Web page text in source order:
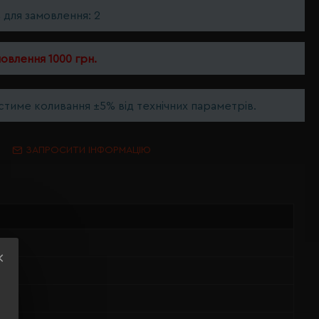
для замовлення: 2
1000 грн.
коливання ±5% від технічних параметрів.
ЗАПРОСИТИ ІНФОРМАЦІЮ